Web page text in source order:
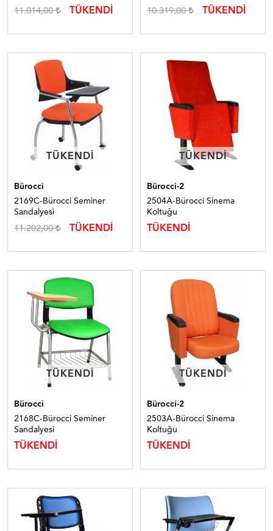
11.014,00 TÜKENDİ 10.319,00 TÜKENDİ
TÜKENDI
TÜKENDI
Bürocci
2169C-Bürocci Seminer
Sandalyesi
11.202,00 TÜKENDİ
TÜKENDI
TÜKENDI
Bürocci-2
2504A-Bürocci Sinema
Koltuğu
TÜKENDİ
TÜKENDI
TÜKENDI
Bürocci
2168C-Bürocci Seminer
Sandalyesi
TÜKENDİ
TÜKENDI
TÜKENDI
Bürocci-2
2503A-Bürocci Sinema
Koltuğu
TÜKENDİ